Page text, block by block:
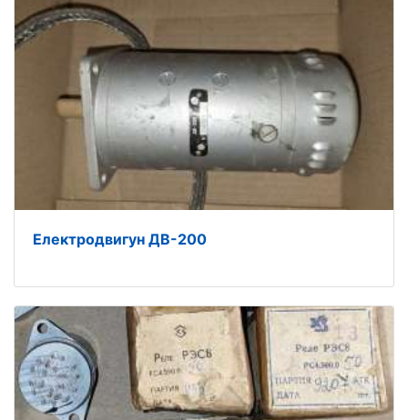
Електродвигун ДВ-200